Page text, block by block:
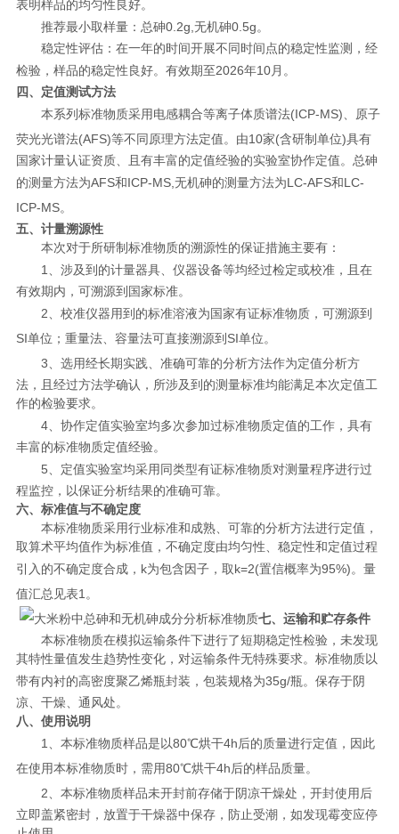
表明样品的均匀性良好。
推荐最小取样量：总砷0.2g, 无机砷0.5g。
稳定性评估：在一年的时间开展不同时间点的稳定性监测，经
检验，样品的稳定性良好。有效期至2026年10月。
四、定值测试方法
本系列标准物质采用电感耦合等离子体质谱法(ICP-MS) 、原子
荧光光谱法(AFS)等不同原理方法定值。由10家(含研制单位)具有
国家计量认证资质、且有丰富的定值经验的实验室协作定值。总砷
的测量方法为AFS和ICP-MS, 无机砷的测量方法为LC-AFS和LC-
ICP-MS。
五、计量溯源性
本次对于所研制标准物质的溯源性的保证措施主要有：
1
、涉及到的计量器具、仪器设备等均经过检定或校准，且在
有效期内，可溯源到国家标准。
2 、校准仪器用到的标准溶液为国家有证标准物质，可溯源到
SI单位；重量法、容量法可直接溯源到SI单位。
3 、选用经长期实践、准确可靠的分析方法作为定值分析方
法，且经过方法学确认，所涉及到的测量标准均能满足本次定值工
作的检验要求。
4、协作定值实验室均多次参加过标准物质定值的工作，具有
丰富的标准物质定值经验。
5 、定值实验室均采用同类型有证标准物质对测量程序进行过
程监控，以保证分析结果的准确可靠。
六、标准值与不确定度
本标准物质采用行业标准和成熟、可靠的分析方法进行定值，
取算术平均值作为标准值，不确定度由均匀性、稳定性和定值过程
引入的不确定度合成， k为包含因子，取k=2(置信概率为95%)。量
值汇总见表1 。
七、运输和贮存条件
本标准物质在模拟运输条件下进行了短期稳定性检验，未发现
其特性量值发生趋势性变化，对运输条件无特殊要求。标准物质以
带有内衬的高密度聚乙烯瓶封装，包装规格为35g/瓶。保存于阴
凉、干燥、通风处。
八、使用说明
1
、本标准物质样品是以80℃烘干4h后的质量进行定值，因此
在使用本标准物质时，需用80℃烘干4h后的样品质量。
2 、本标准物质样品未开封前存储于阴凉干燥处，开封使用后
立即盖紧密封，放置于干燥器中保存，防止受潮，如发现霉变应停